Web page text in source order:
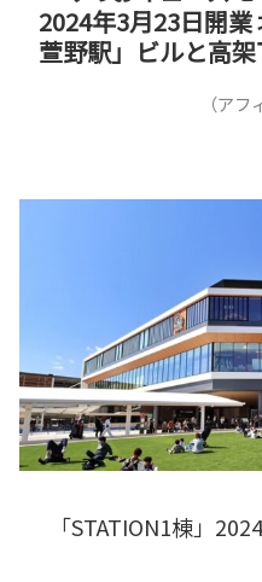
2024年3月23日開
萱野駅」ビルと高
（ア
「STATION1棟」